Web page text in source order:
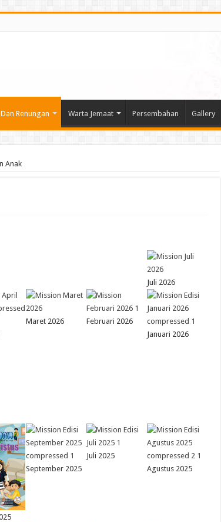
Renungan Warta Jemaat Persembahan Gallery
Anak
Juli 2026
Maret 2026
Februari 2026
Januari 2026
September 2025
Juli 2025
Agustus 2025